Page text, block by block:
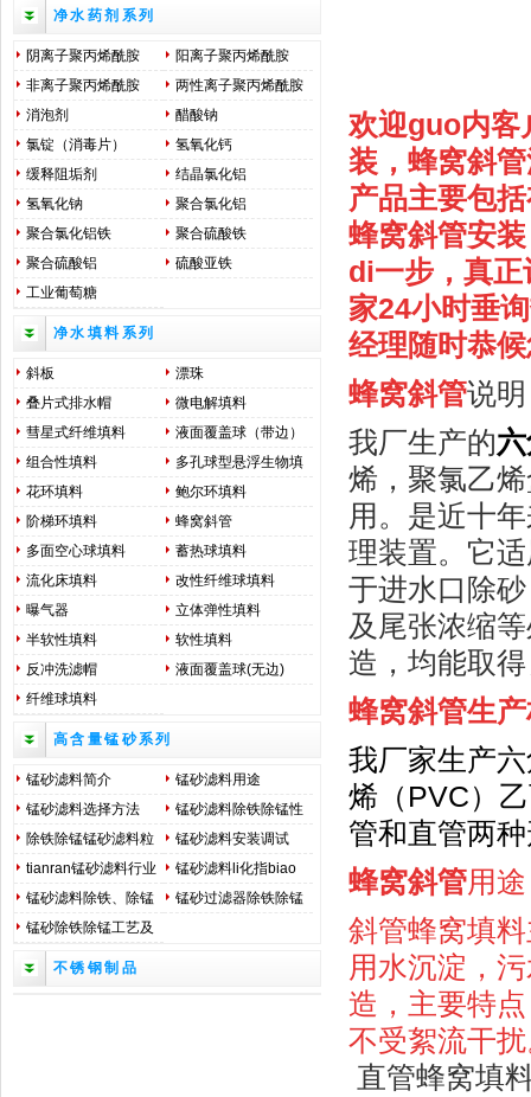
欢迎guo内客
装，蜂窝斜
产品主要包
蜂窝斜管安
di一步，真正
家24小时垂
经理随时恭
蜂窝斜管说明
我厂生产的
烯，聚氯乙
用。是近十
理装置。它
于进水口除
及尾张浓缩
造，均能取
蜂窝斜管生
我厂家生产
烯（PVC）
管和直管两
蜂窝斜管用
斜管蜂窝填
用水沉淀，
造，主要特
不受絮流干
直管蜂窝填
净水药剂系列
阴离子聚丙烯酰胺
阳离子聚丙烯酰胺
非离子聚丙烯酰胺
两性离子聚丙烯酰胺
消泡剂
醋酸钠
氯锭（消毒片）
氢氧化钙
缓释阻垢剂
结晶氯化铝
氢氧化钠
聚合氯化铝
聚合氯化铝铁
聚合硫酸铁
聚合硫酸铝
硫酸亚铁
工业葡萄糖
净水填料系列
斜板
漂珠
叠片式排水帽
微电解填料
彗星式纤维填料
液面覆盖球（带边）
组合性填料
多孔球型悬浮生物填
料
花环填料
鲍尔环填料
阶梯环填料
蜂窝斜管
多面空心球填料
蓄热球填料
流化床填料
改性纤维球填料
曝气器
立体弹性填料
半软性填料
软性填料
反冲洗滤帽
液面覆盖球(无边)
纤维球填料
高含量锰砂系列
锰砂滤料简介
锰砂滤料用途
锰砂滤料选择方法
锰砂滤料除铁除锰性
能用途
除铁除锰锰砂滤料粒
径选择及装填调试方
法
锰砂滤料安装调试
tianran锰砂滤料行业
标*
锰砂滤料li化指biao
锰砂滤料除铁、除锰
原理
锰砂过滤器除铁除锰
锰砂除铁除锰工艺及
安装调试方法
不锈钢制品